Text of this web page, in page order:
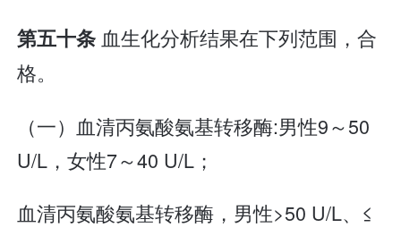
第五十条血生化分析结果在下列范围，合
格。
（一）血清丙氨酸氨基转移酶:男性9～50
U/L，女性7～40 U/L；
血清丙氨酸氨基转移酶，男性>50 U/L、≤